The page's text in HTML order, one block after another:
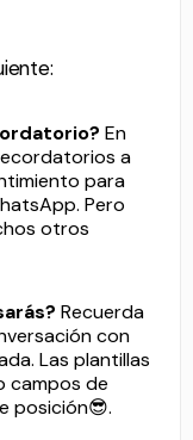
En
a
para
Pero
otros
Recuerda
con
Las plantillas
campos de
posición😎.